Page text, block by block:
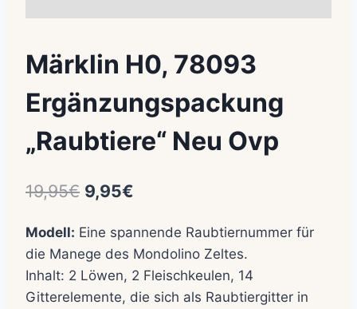
Märklin H0, 78093
Ergänzungspackung
„Raubtiere“ Neu Ovp
19,95€ Ursprünglicher
war:
19,95€
9,95€
ist:
9,95€.
Modell: Eine spannende Raubtiernummer für
die Manege des Mondolino Zeltes.
Inhalt: 2 Löwen, 2 Fleischkeulen, 14
Gitterelemente, die sich als Raubtiergitter in